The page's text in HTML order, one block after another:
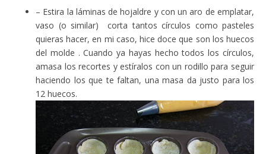
– Estira la láminas de hojaldre y con un aro de emplatar,
vaso (o similar) corta tantos círculos como pasteles
quieras hacer, en mi caso, hice doce que son los huecos
del molde . Cuando ya hayas hecho todos los círculos,
amasa los recortes y estíralos con un rodillo para seguir
haciendo los que te faltan, una masa da justo para los
12 huecos.